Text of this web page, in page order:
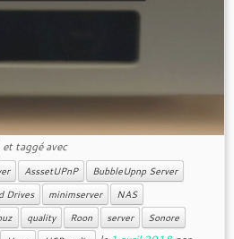
et taggé avec
AsssetUPnP
BubbleUpnp Server
Drives minimserver
NAS
quality Roon server
Sonore